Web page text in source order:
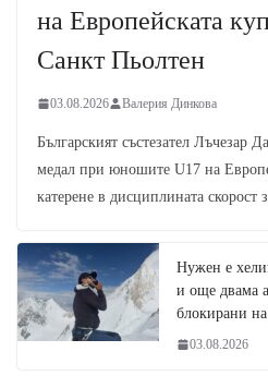
на Европейската
Санкт Пьолтен
03.08.2026 Валерия Динкова
Българският състезател Лъчезар
медал при юношите U17 на
катерене в дисциплината скорост
Нужен е
и още двама
блокирани
03.08.2026